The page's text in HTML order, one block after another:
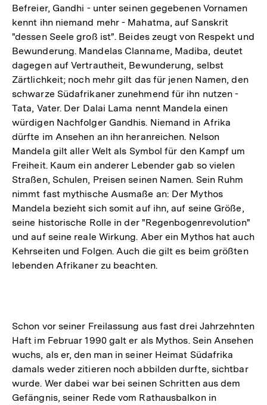
Befreier, Gandhi - unter seinen gegebenen Vornamen
kennt ihn niemand mehr - Mahatma, auf Sanskrit
"dessen Seele groß ist". Beides zeugt von Respekt und
Bewunderung. Mandelas Clanname, Madiba, deutet
dagegen auf Vertrautheit, Bewunderung, selbst
Zärtlichkeit; noch mehr gilt das für jenen Namen, den
schwarze Südafrikaner zunehmend für ihn nutzen -
Tata, Vater. Der Dalai Lama nennt Mandela einen
würdigen Nachfolger Gandhis. Niemand in Afrika
dürfte im Ansehen an ihn heranreichen. Nelson
Mandela gilt aller Welt als Symbol für den Kampf um
Freiheit. Kaum ein anderer Lebender gab so vielen
Straßen, Schulen, Preisen seinen Namen. Sein Ruhm
nimmt fast mythische Ausmaße an: Der Mythos
Mandela bezieht sich somit auf ihn, auf seine Größe,
seine historische Rolle in der "Regenbogenrevolution"
und auf seine reale Wirkung. Aber ein Mythos hat auch
Kehrseiten und Folgen. Auch die gilt es beim größten
lebenden Afrikaner zu beachten.
Schon vor seiner Freilassung aus fast drei Jahrzehnten
Haft im Februar 1990 galt er als Mythos. Sein Ansehen
wuchs, als er, den man in seiner Heimat Südafrika
damals weder zitieren noch abbilden durfte, sichtbar
wurde. Wer dabei war bei seinen Schritten aus dem
Gefängnis, seiner Rede vom Rathausbalkon in